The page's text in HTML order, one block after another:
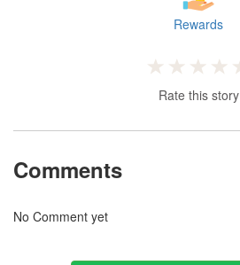
Rewards
Rate this story
Comments
No Comment yet